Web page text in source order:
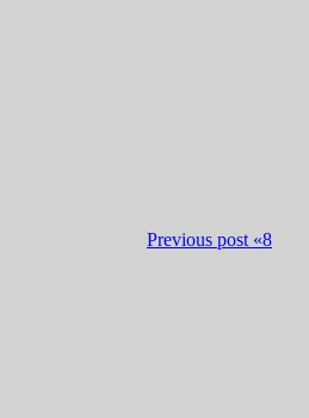
Previous post «8